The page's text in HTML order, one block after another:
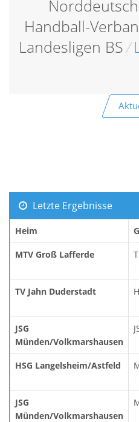
Handball-
Landesligen BS/
Letzte Ergebnisse
Heim
MTV Groß Lafferde
TV Jahn Duderstadt
JSG
Münden/Volkmarshausen
HSG Langelsheim/Astfeld
JSG
Münden/Volkmarshausen